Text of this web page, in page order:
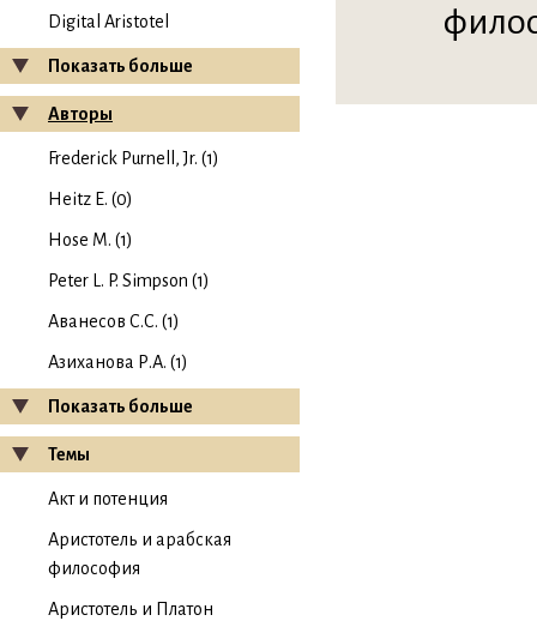
Digital Aristotel
Показать больше
Авторы
Frederick Purnell, Jr. (1)
Heitz E. (0)
Hose M. (1)
Peter L. P. Simpson (1)
Аванесов С.С. (1)
Азиханова Р.А. (1)
Показать больше
Темы
Акт и потенция
Аристотель и арабская
философия
Аристотель и Платон